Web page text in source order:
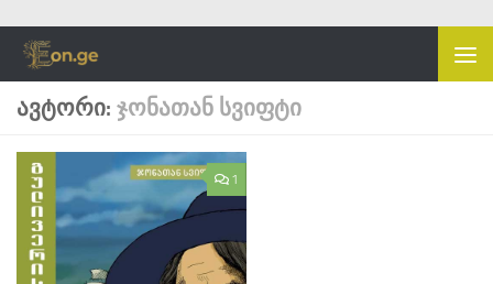
Skip to content
ᲐᲕᲢᲝᲠᲘ: ᲯᲝᲜᲐᲗᲐᲜ ᲡᲕᲘᲤᲢᲘ
1